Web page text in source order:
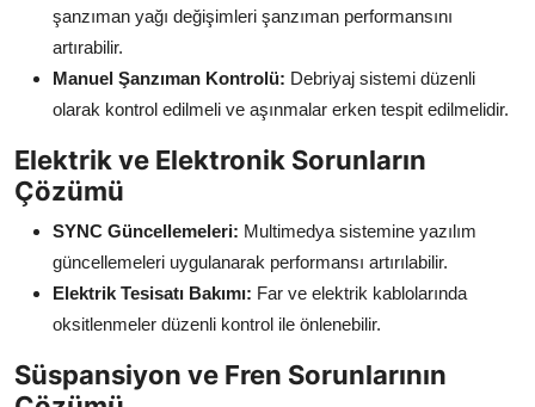
şanzıman yağı değişimleri şanzıman performansını
artırabilir.
Manuel Şanzıman Kontrolü: Debriyaj sistemi düzenli
olarak kontrol edilmeli ve aşınmalar erken tespit edilmelidir.
Elektrik ve Elektronik Sorunların
Çözümü
SYNC Güncellemeleri: Multimedya sistemine yazılım
güncellemeleri uygulanarak performansı artırılabilir.
Elektrik Tesisatı Bakımı: Far ve elektrik kablolarında
oksitlenmeler düzenli kontrol ile önlenebilir.
Süspansiyon ve Fren Sorunlarının